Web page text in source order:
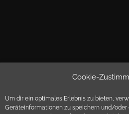
Cookie-
Um dir ein optimales Erlebnis zu bieten,
Geräteinformationen zu speichern und/oder